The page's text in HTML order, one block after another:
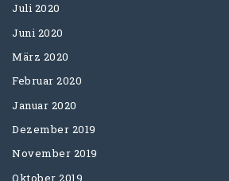
Juli 2020
Juni 2020
März 2020
Februar 2020
Januar 2020
Dezember 2019
November 2019
Oktober 2019